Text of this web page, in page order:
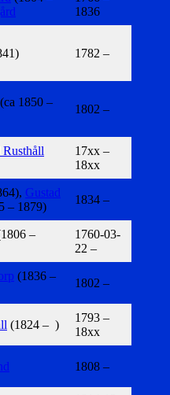
1836
1782 –
(ca 1850 –
1802 –
17xx –
18xx
Gustad
– 1879)
1834 –
–
1760-03-
22 –
(1836 –
1802 –
(1824 – )
1793 –
18xx
1808 –